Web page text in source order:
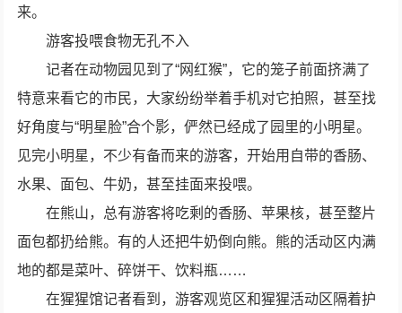
来。
游客投喂食物无孔不入
记者在动物园见到了“网红猴”，它的笼子前面挤满了
特意来看它的市民，大家纷纷举着手机对它拍照，甚至找
好角度与“明星脸”合个影，俨然已经成了园里的小明星。
见完小明星，不少有备而来的游客，开始用自带的香肠、
水果、面包、牛奶，甚至挂面来投喂。
在熊山，总有游客将吃剩的香肠、苹果核，甚至整片
面包都扔给熊。有的人还把牛奶倒向熊。熊的活动区内满
地的都是菜叶、碎饼干、饮料瓶……
在猩猩馆记者看到，游客观览区和猩猩活动区隔着护